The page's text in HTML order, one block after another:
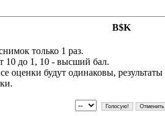
B$K
только 1 раз.
10 до 1, 10 - высший бал.
оценки будут одинаковы,